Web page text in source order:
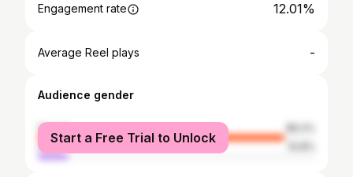
Engagement rate 12.01%
Average Reel plays -
Audience gender
female
male
Start a Free Trial to Unlock